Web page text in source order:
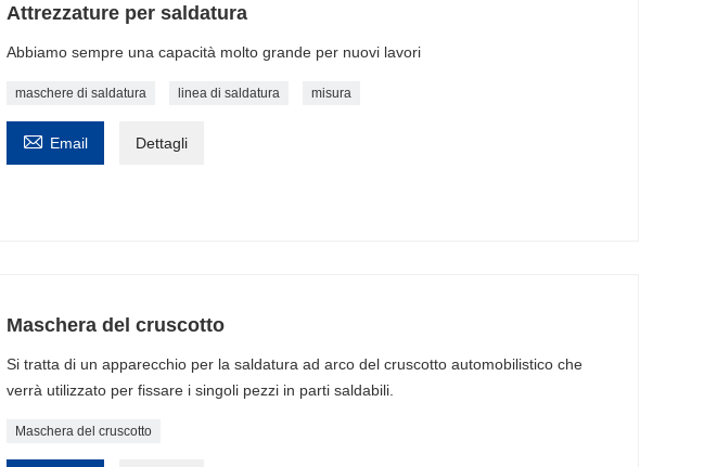
Attrezzature per saldatura
Abbiamo sempre una capacità molto grande per nuovi lavori
maschere di saldatura linea di saldatura misura
 Email Dettagli
Maschera del cruscotto
Si tratta di un apparecchio per la saldatura ad arco del cruscotto automobilistico che
verrà utilizzato per fissare i singoli pezzi in parti saldabili.
Maschera del cruscotto